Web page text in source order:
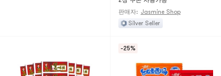
판매자: Jasmine Shop
Silver Seller
-25%